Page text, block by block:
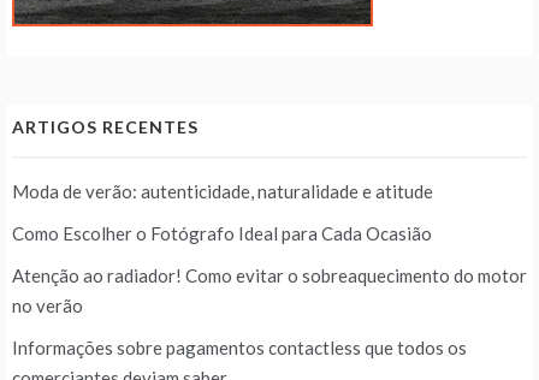
ARTIGOS RECENTES
Moda de verão: autenticidade, naturalidade e atitude
Como Escolher o Fotógrafo Ideal para Cada Ocasião
Atenção ao radiador! Como evitar o sobreaquecimento do motor
no verão
Informações sobre pagamentos contactless que todos os